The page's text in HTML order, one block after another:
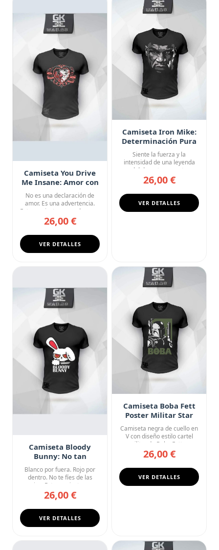
Camiseta You Drive
Me Insane: Amor con
Consecuencias
No es una declaración de
amor. Es una advertencia.
Esta camiseta negra de cue...
26,00 €
VER DETALLES
Camiseta Iron Mike:
Determinación Pura
Siente la fuerza y la
intensidad de una leyenda
del deporte con esta
camiseta...
26,00 €
VER DETALLES
Camiseta Bloody
Bunny: No tan
Inocente
Blanco por fuera. Rojo por
dentro. No te fíes de las
orejas. Esta camiseta ne...
26,00 €
VER DETALLES
Camiseta Boba Fett
Poster Militar Star
Wars
Camiseta negra de cuello en
V con diseño estilo cartel
militar de Boba Fett, ...
26,00 €
VER DETALLES